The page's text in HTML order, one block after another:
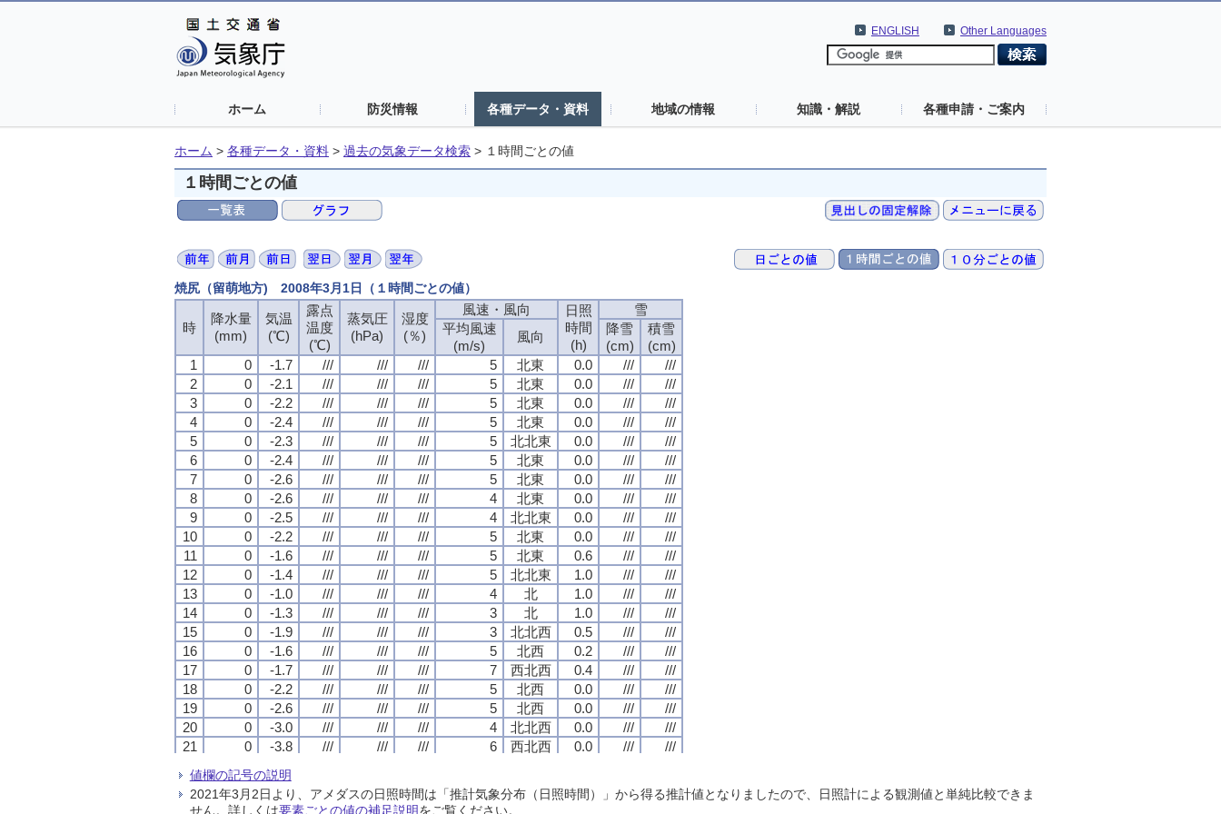
Other Languages
ENGLISH
ホーム 防災情報 各種データ・資料 地域の情報 知識・解説 各種申請・ご案内
ホーム > 各種データ・資料 > 過去の気象データ検索 > １時間ごとの値
１時間ごとの値
焼尻（留萌地方) 2008年3月1日（１時間ごとの値）
時
降水量
(mm)
気温
(℃)
露点
温度
(℃)
蒸気圧
(hPa)
湿度
(％)
風速・風向
日照
時間
(h)
雪
平均風速
(m/s)
風向
降雪
(cm)
積雪
(cm)
1
0 -1.7 /// /// /// 5 北東 0.0 ///
///
2
0 -2.1 /// /// /// 5 北東 0.0 ///
///
3
0 -2.2 /// /// /// 5 北東 0.0 ///
///
4
0 -2.4 /// /// /// 5 北東 0.0 ///
///
5
0 -2.3 /// /// /// 5 北北東 0.0 ///
///
6
0 -2.4 /// /// /// 5 北東 0.0 ///
///
7
0 -2.6 /// /// /// 5 北東 0.0 ///
///
8
0 -2.6 /// /// /// 4 北東 0.0 ///
///
9
0 -2.5 /// /// /// 4 北北東 0.0 ///
///
10
0 -2.2 /// /// /// 5 北東 0.0 ///
///
11
0 -1.6 /// /// /// 5 北東 0.6 ///
///
12
0 -1.4 /// /// /// 5 北北東 1.0 ///
///
13
0 -1.0 /// /// /// 4 北 1.0 ///
///
14
0 -1.3 /// /// /// 3 北 1.0 ///
///
15
0 -1.9 /// /// /// 3 北北西 0.5 ///
///
16
0 -1.6 /// /// /// 5 北西 0.2 ///
///
17
0 -1.7 /// /// /// 7 西北西 0.4 ///
///
18
0 -2.2 /// /// /// 5 北西 0.0 ///
///
19
0 -2.6 /// /// /// 5 北西 0.0 ///
///
20
0 -3.0 /// /// /// 4 北北西 0.0 ///
///
21
0 -3.8 /// /// /// 6 西北西 0.0 ///
///
23
0 -2.5 北西
///
24
0 -2.4 /// /// /// 5 西北西 0.0 /// ///
時
降水量
(mm)
気温
(℃)
露点
温度
(℃)
蒸気圧
(hPa)
湿度
(％)
風速・風向
日照
時間
(h)
雪
平均風速
(m/s)
風向
降雪
(cm)
積雪
(cm)
1
0 -1.7 /// /// /// 5 北東 0.0 ///
///
2
0 -2.1 /// /// /// 5 北東 0.0 ///
///
3
0 -2.2 /// /// /// 5 北東 0.0 ///
///
4
0 -2.4 /// /// /// 5 北東 0.0 ///
///
5
0 -2.3 /// /// /// 5 北北東 0.0 ///
///
6
0 -2.4 /// /// /// 5 北東 0.0 ///
///
7
0 -2.6 /// /// /// 5 北東 0.0 ///
///
8
0 -2.6 /// /// /// 4 北東 0.0 ///
///
9
0 -2.5 /// /// /// 4 北北東 0.0 ///
///
10
0 -2.2 /// /// /// 5 北東 0.0 ///
///
11
0 -1.6 /// /// /// 5 北東 0.6 ///
///
12
0 -1.4 /// /// /// 5 北北東 1.0 ///
///
13
0 -1.0 /// /// /// 4 北 1.0 ///
///
14
0 -1.3 /// /// /// 3 北 1.0 ///
///
15
0 -1.9 /// /// /// 3 北北西 0.5 ///
///
16
0 -1.6 /// /// /// 5 北西 0.2 ///
///
17
0 -1.7 /// /// /// 7 西北西 0.4 ///
///
18
0 -2.2 /// /// /// 5 北西 0.0 ///
///
19
0 -2.6 /// /// /// 5 北西 0.0 ///
///
20
0 -3.0 /// /// /// 4 北北西 0.0 ///
///
21
0 -3.8 /// /// /// 6 西北西 0.0 ///
///
23
0 -2.5 北西
///
24
0 -2.4 /// /// /// 5 西北西 0.0 /// ///
時
降水量
(mm)
気温
(℃)
露点
温度
(℃)
蒸気圧
(hPa)
湿度
(％)
風速・風向
日照
時間
(h)
雪
平均風速
(m/s)
風向
降雪
(cm)
積雪
(cm)
1
0 -1.7 /// /// /// 5 北東 0.0 ///
///
2
0 -2.1 /// /// /// 5 北東 0.0 ///
///
3
0 -2.2 /// /// /// 5 北東 0.0 ///
///
4
0 -2.4 /// /// /// 5 北東 0.0 ///
///
5
0 -2.3 /// /// /// 5 北北東 0.0 ///
///
6
0 -2.4 /// /// /// 5 北東 0.0 ///
///
7
0 -2.6 /// /// /// 5 北東 0.0 ///
///
8
0 -2.6 /// /// /// 4 北東 0.0 ///
///
9
0 -2.5 /// /// /// 4 北北東 0.0 ///
///
10
0 -2.2 /// /// /// 5 北東 0.0 ///
///
11
0 -1.6 /// /// /// 5 北東 0.6 ///
///
12
0 -1.4 /// /// /// 5 北北東 1.0 ///
///
13
0 -1.0 /// /// /// 4 北 1.0 ///
///
14
0 -1.3 /// /// /// 3 北 1.0 ///
///
15
0 -1.9 /// /// /// 3 北北西 0.5 ///
///
16
0 -1.6 /// /// /// 5 北西 0.2 ///
///
17
0 -1.7 /// /// /// 7 西北西 0.4 ///
///
18
0 -2.2 /// /// /// 5 北西 0.0 ///
///
19
0 -2.6 /// /// /// 5 北西 0.0 ///
///
20
0 -3.0 /// /// /// 4 北北西 0.0 ///
///
21
0 -3.8 /// /// /// 6 西北西 0.0 ///
///
23
0 -2.5 北西
///
24
0 -2.4 /// /// /// 5 西北西 0.0 /// ///
時
降水量
(mm)
気温
(℃)
露点
温度
(℃)
蒸気圧
(hPa)
湿度
(％)
風速・風向
日照
時間
(h)
雪
平均風速
(m/s)
風向
降雪
(cm)
積雪
(cm)
1
0 -1.7 /// /// /// 5 北東 0.0 ///
///
2
0 -2.1 /// /// /// 5 北東 0.0 ///
///
3
0 -2.2 /// /// /// 5 北東 0.0 ///
///
4
0 -2.4 /// /// /// 5 北東 0.0 ///
///
5
0 -2.3 /// /// /// 5 北北東 0.0 ///
///
6
0 -2.4 /// /// /// 5 北東 0.0 ///
///
7
0 -2.6 /// /// /// 5 北東 0.0 ///
///
8
0 -2.6 /// /// /// 4 北東 0.0 ///
///
9
0 -2.5 /// /// /// 4 北北東 0.0 ///
///
10
0 -2.2 /// /// /// 5 北東 0.0 ///
///
11
0 -1.6 /// /// /// 5 北東 0.6 ///
///
12
0 -1.4 /// /// /// 5 北北東 1.0 ///
///
13
0 -1.0 /// /// /// 4 北 1.0 ///
///
14
0 -1.3 /// /// /// 3 北 1.0 ///
///
15
0 -1.9 /// /// /// 3 北北西 0.5 ///
///
16
0 -1.6 /// /// /// 5 北西 0.2 ///
///
17
0 -1.7 /// /// /// 7 西北西 0.4 ///
///
18
0 -2.2 /// /// /// 5 北西 0.0 ///
///
19
0 -2.6 /// /// /// 5 北西 0.0 ///
///
20
0 -3.0 /// /// /// 4 北北西 0.0 ///
///
21
0 -3.8 /// /// /// 6 西北西 0.0 ///
///
23
0 -2.5 北西
///
24
0 -2.4 /// /// /// 5 西北西 0.0 /// ///
値欄の記号の説明
2021年3月2日より、アメダスの日照時間は「推計気象分布（日照時間）」から得る推計値となりましたので、日照計による観測値と単純比較できま
せん。詳しくは要素ごとの値の補足説明をご覧ください。